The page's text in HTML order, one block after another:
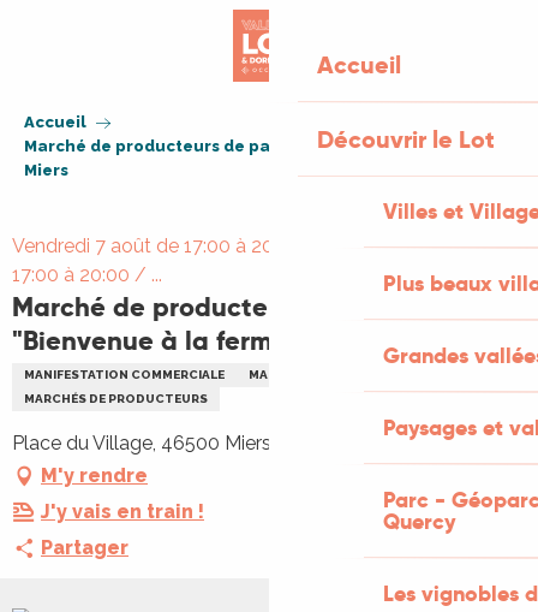
Accueil
Découvrir le Lot
Villes et
Plus beaux
Grandes
Paysages et
Parc -
Quercy
Les vignobles
Accueil
Marché de producteurs de pays "Bienvenue à la ferme" de
Miers
Vendredi 7 août de 17:00 à 20:00 / Vendredi 14 août de
17:00 à 20:00 / ...
Marché de producteurs de pays
"Bienvenue à la ferme" de Miers
MANIFESTATION COMMERCIALE
MARCHÉ THÉMATIQUE
MARCHÉS DE PRODUCTEURS
Place du Village, 46500 Miers
M'y rendre
J'y vais en train !
Partager